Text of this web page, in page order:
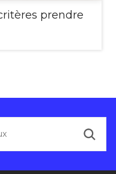
prendre